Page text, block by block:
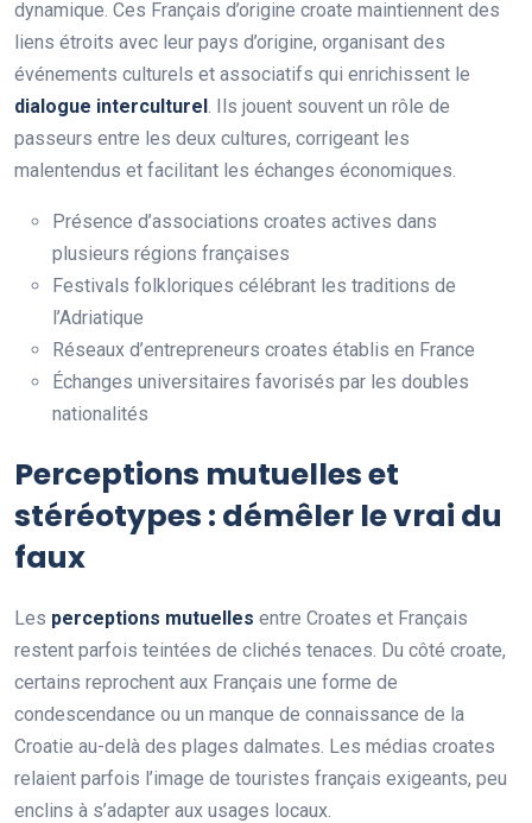
dynamique. Ces Français d’origine croate maintiennent des
liens étroits avec leur pays d’origine, organisant des
événements culturels et associatifs qui enrichissent le
dialogue interculturel. Ils jouent souvent un rôle de
passeurs entre les deux cultures, corrigeant les
malentendus et facilitant les échanges économiques.
Présence d’associations croates actives dans
plusieurs régions françaises
Festivals folkloriques célébrant les traditions de
l’Adriatique
Réseaux d’entrepreneurs croates établis en France
Échanges universitaires favorisés par les doubles
nationalités
Perceptions mutuelles et
stéréotypes : démêler le vrai du
faux
Les perceptions mutuelles entre Croates et Français
restent parfois teintées de clichés tenaces. Du côté croate,
certains reprochent aux Français une forme de
condescendance ou un manque de connaissance de la
Croatie au-delà des plages dalmates. Les médias croates
relaient parfois l’image de touristes français exigeants, peu
enclins à s’adapter aux usages locaux.